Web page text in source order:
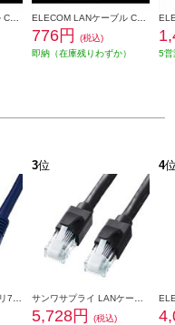
776円
(税込)
即納（在庫残りわずか）
5営
3位
5,728円
(税込)
4